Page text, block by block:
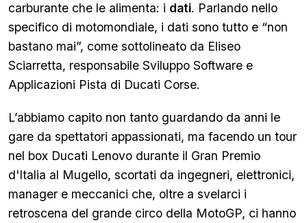
carburante che le alimenta: i dati. Parlando nello
specifico di motomondiale, i dati sono tutto e “non
bastano mai”, come sottolineato da Eliseo
Sciarretta, responsabile Sviluppo Software e
Applicazioni Pista di Ducati Corse.
L’abbiamo capito non tanto guardando da anni le
gare da spettatori appassionati, ma facendo un tour
nel box Ducati Lenovo durante il Gran Premio
d'Italia al Mugello, scortati da ingegneri, elettronici,
manager e meccanici che, oltre a svelarci i
retroscena del grande circo della MotoGP, ci hanno